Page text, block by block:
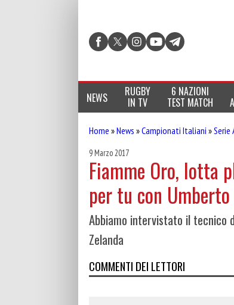
NEWS RUGBY
IN TV
6 NAZIONI
TEST MATCH
Home »News »Campionati Italiani »Serie
9 Marzo 2017
Fiamme Oro, lotta
per tu con
Abbiamo intervistato il tecnico
Zelanda
COMMENTI DEI LETTORI